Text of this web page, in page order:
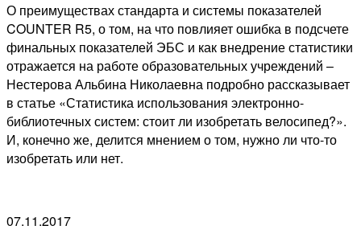
О преимуществах стандарта и системы показателей
COUNTER R5, о том, на что повлияет ошибка в подсчете
финальных показателей ЭБС и как внедрение статистики
отражается на работе образовательных учреждений –
Нестерова Альбина Николаевна подробно рассказывает
в статье «Статистика использования электронно-
библиотечных систем: стоит ли изобретать велосипед?».
И, конечно же, делится мнением о том, нужно ли что-то
изобретать или нет.
07.11.2017